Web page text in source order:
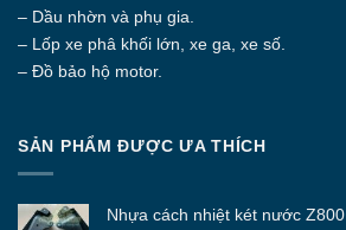
– Dầu nhờn và phụ gia.
– Lốp xe phâ khối lớn, xe ga, xe số.
– Đồ bảo hộ motor.
SẢN PHẨM ĐƯỢC ƯA THÍCH
Nhựa cách nhiệt két nước Z800